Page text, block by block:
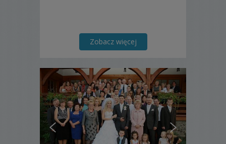
Zobacz więcej